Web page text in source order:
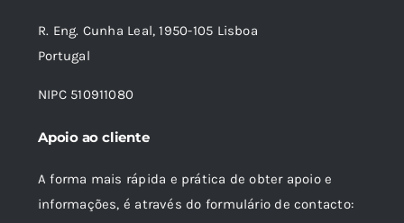
R. Eng. Cunha Leal, 1950-105 Lisboa
Portugal
NIPC 510911080
Apoio ao cliente
A forma mais rápida e prática de obter apoio e
informações, é através do formulário de contacto: